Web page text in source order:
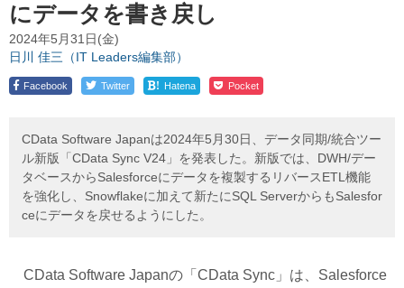
にデータを書き戻し
2024年5月31日(金)
日川 佳三（IT Leaders編集部）
Facebook Twitter ! Hatena Pocket
CData Software Japanは2024年5月30日、データ同期/統合ツー
ル新版「CData Sync V24」を発表した。新版では、DWH/デー
タベースからSalesforceにデータを複製するリバースETL機能
を強化し、Snowflakeに加えて新たにSQL ServerからもSalesfor
ceにデータを戻せるようにした。
CData Software Japanの「CData Sync」は、Salesforce